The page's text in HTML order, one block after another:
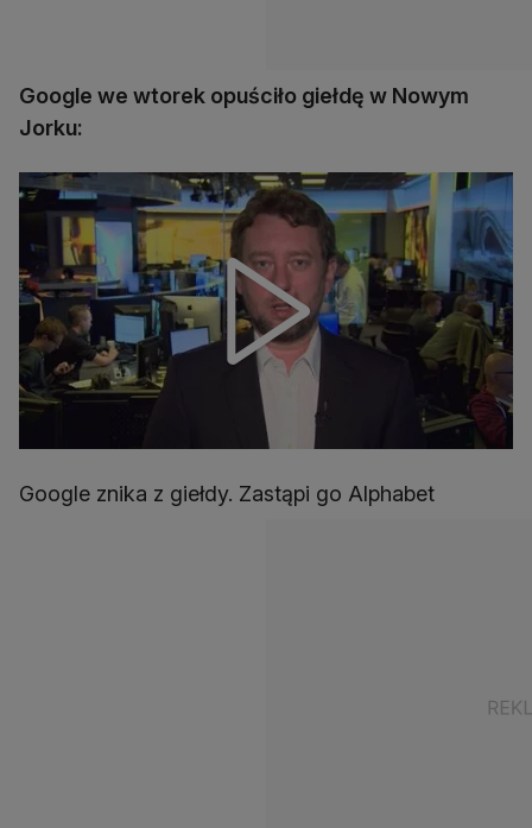
Google we wtorek opuściło giełdę w Nowym
Jorku:
Google znika z giełdy. Zastąpi go Alphabet